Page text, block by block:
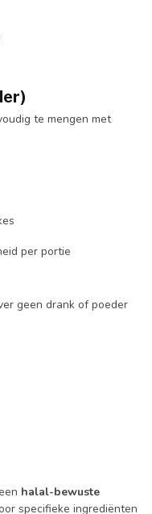
te mengen met
per portie
geen drank of poeder
halal-bewuste
specifieke ingrediënten